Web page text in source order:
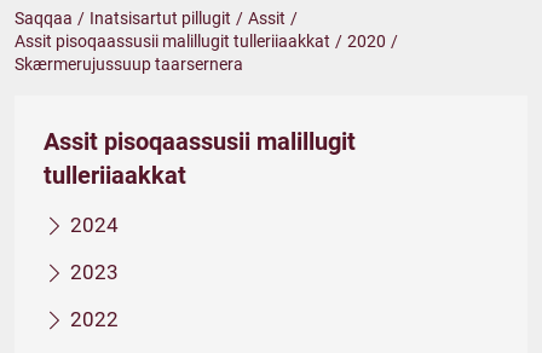
Saqqaa / Inatsisartut pillugit / Assit /
Assit pisoqaassusii malillugit tulleriiaakkat / 2020 /
Skærmerujussuup taarsernera
Assit pisoqaassusii malillugit
tulleriiaakkat
2024
2023
2022